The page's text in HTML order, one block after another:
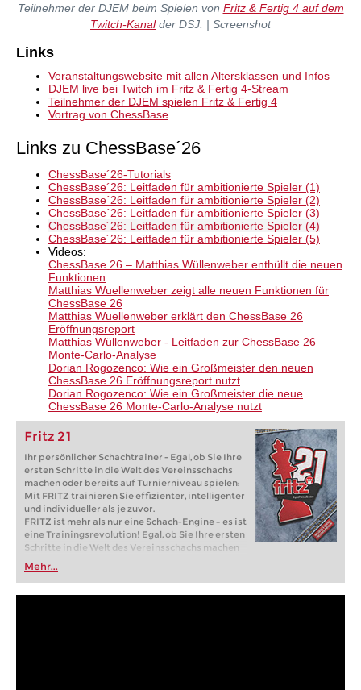
Teilnehmer der DJEM beim Spielen von Fritz & Fertig 4 auf dem
Twitch-Kanalder DSJ. | Screenshot
Links
Veranstaltungswebsite mit allen Altersklassen und Infos
DJEM live bei Twitch im Fritz & Fertig 4-Stream
Teilnehmer der DJEM spielen Fritz & Fertig 4
Vortrag von ChessBase
Links zu ChessBase´26
ChessBase´26-Tutorials
ChessBase´26: Leitfaden für ambitionierte Spieler (1)
ChessBase´26: Leitfaden für ambitionierte Spieler (2)
ChessBase´26: Leitfaden für ambitionierte Spieler (3)
ChessBase´26: Leitfaden für ambitionierte Spieler (4)
ChessBase´26: Leitfaden für ambitionierte Spieler (5)
Videos:
ChessBase 26 – Matthias Wüllenweber enthüllt die neuen
Funktionen
Matthias Wuellenweber zeigt alle neuen Funktionen für
ChessBase 26
Matthias Wuellenweber erklärt den ChessBase 26
Eröffnungsreport
Matthias Wüllenweber - Leitfaden zur ChessBase 26
Monte-Carlo-Analyse
Dorian Rogozenco: Wie ein Großmeister den neuen
ChessBase 26 Eröffnungsreport nutzt​
Dorian Rogozenco: Wie ein Großmeister die neue
ChessBase 26 Monte-Carlo-Analyse nutzt
Fritz 21
Ihr persönlicher Schachtrainer - Egal, ob Sie Ihre
ersten Schritte in die Welt des Vereinsschachs
machen oder bereits auf Turnierniveau spielen:
Mit FRITZ trainieren Sie effizienter, intelligenter
und individueller als je zuvor.
FRITZ ist mehr als nur eine Schach-Engine – es ist
eine Trainingsrevolution! Egal, ob Sie Ihre ersten
Schritte in die Welt des Vereinsschachs machen
oder bereits auf Turnierniveau spielen: Mit
FRITZ trainieren Sie effizienter, intelligenter und
individueller als je zuvor.
Mehr...